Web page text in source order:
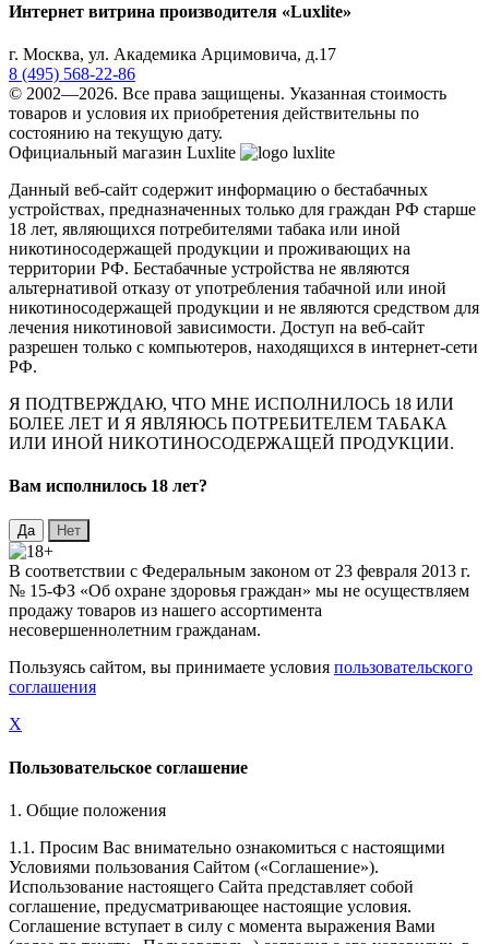
Интернет витрина производителя «Luxlite»
г. Москва, ул. Академика Арцимовича, д.17
8 (495) 568-22-86
© 2002—2026. Все права защищены. Указанная стоимость
товаров и условия их приобретения действительны по
состоянию на текущую дату.
Официальный магазин Luxlite
Данный веб-сайт содержит информацию о бестабачных
устройствах, предназначенных только для граждан РФ старше
18 лет, являющихся потребителями табака или иной
никотиносодержащей продукции и проживающих на
территории РФ. Бестабачные устройства не являются
альтернативой отказу от употребления табачной или иной
никотиносодержащей продукции и не являются средством для
лечения никотиновой зависимости. Доступ на веб-сайт
разрешен только с компьютеров, находящихся в интернет-сети
РФ.
Я ПОДТВЕРЖДАЮ, ЧТО МНЕ ИСПОЛНИЛОСЬ 18 ИЛИ
БОЛЕЕ ЛЕТ И Я ЯВЛЯЮСЬ ПОТРЕБИТЕЛЕМ ТАБАКА
ИЛИ ИНОЙ НИКОТИНОСОДЕРЖАЩЕЙ ПРОДУКЦИИ.
Вaм исполнилось 18 лет?
В соответствии с Федеральным законом от 23 февраля 2013 г.
№ 15-ФЗ «Об охране здоровья граждан» мы не осуществляем
продажу товаров из нашего ассортимента
несовершеннолетним гражданам.
Пользуясь сайтом, вы принимаете условия пользовательского
соглашения
X
Пользовательское соглашение
1. Общие положения
1.1. Просим Вас внимательно ознакомиться с настоящими
Условиями пользования Сайтом («Соглашение»).
Использование настоящего Сайта представляет собой
соглашение, предусматривающее настоящие условия.
Соглашение вступает в силу с момента выражения Вами